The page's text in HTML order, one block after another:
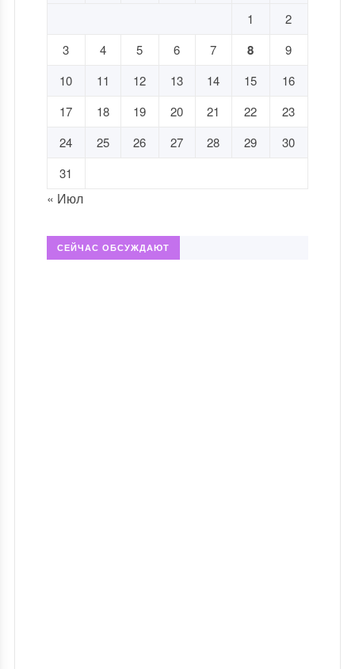
1
2
3
4 5 6 7 8
9
10
11 12 13 14 15
16
17
18 19 20 21 22
23
24
25 26 27 28 29
30
31
« Июл
СЕЙЧАС ОБСУЖДАЮТ